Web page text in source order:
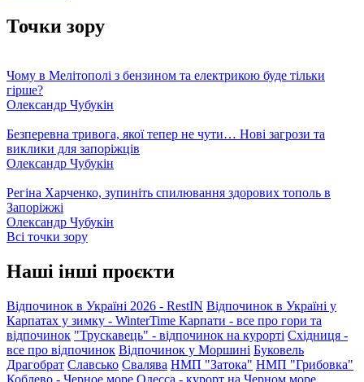
Точки зору
Чому в Мелітополі з бензином та електрикою буде тільки
гірше?
Олександр Чубукін
Безперевна тривога, якої тепер не чути… Нові загрози та
виклики для запоріжців
Олександр Чубукін
Регіна Харченко, зупиніть спилювання здорових тополь в
Запоріжжі
Олександр Чубукін
Всі точки зору
Наші інші проєкти
Відпочинок в Україні 2026 - RestIN Відпочинок в Україні у
Карпатах у зимку - WinterTime Карпати - все про гори та
відпочинок "Трускавець" - відпочинок на курорті Східниця -
все про відпочинок Відпочинок у Моршині Буковель
Драгобрат Славсько Свалява НМП "Затока" НМП "Грибовка"
Коблево - Черное море Одесса - курорт на Черном море